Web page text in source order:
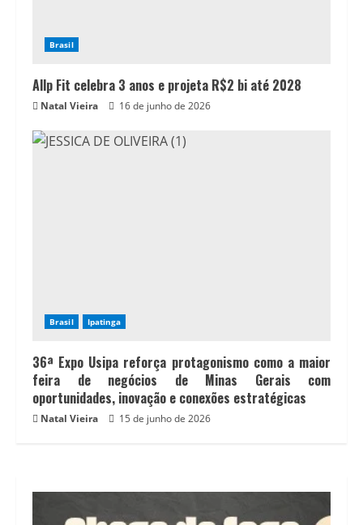
Brasil
Allp Fit celebra 3 anos e projeta R$2 bi até 2028
Natal Vieira 16 de junho de 2026
Brasil Ipatinga
36ª Expo Usipa reforça protagonismo como a maior
feira de negócios de Minas Gerais com
oportunidades, inovação e conexões estratégicas
Natal Vieira 15 de junho de 2026